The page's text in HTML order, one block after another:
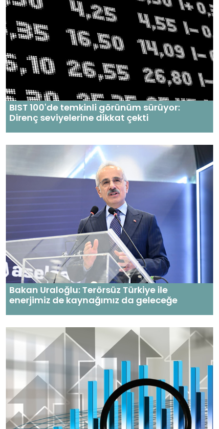
BIST 100'de temkinli görünüm sürüyor:
Direnç seviyelerine dikkat çekti
Bakan Uraloğlu: Terörsüz Türkiye ile
enerjimiz de kaynağımız da geleceğe